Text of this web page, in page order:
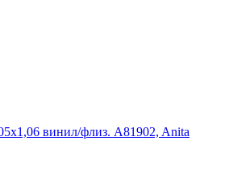
винил/флиз. A81902, Anita